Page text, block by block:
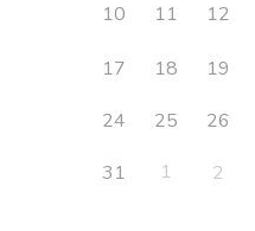
10 11 12
17 18 19
24
25 26
31
1 2